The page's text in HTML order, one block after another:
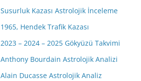
Susurluk Kazası Astrolojik İnceleme
1965, Hendek Trafik Kazası
2023 – 2024 – 2025 Gökyüzü Takvimi
Anthony Bourdain Astrolojik Analizi
Alain Ducasse Astrolojik Analiz